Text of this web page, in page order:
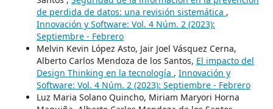
de perdida de datos: una revisión sistemática ,
Innovación y Software: Vol. 4 Núm. 2 (2023):
Septiembre - Febrero
Melvin Kevin López Asto, Jair Joel Vásquez Cerna,
Alberto Carlos Mendoza de los Santos, El impacto del
Design Thinking en la tecnología , Innovación y
Software: Vol. 4 Núm. 2 (2023): Septiembre - Febrero
Luz Maria Solano Quincho, Miriam Maryori Horna